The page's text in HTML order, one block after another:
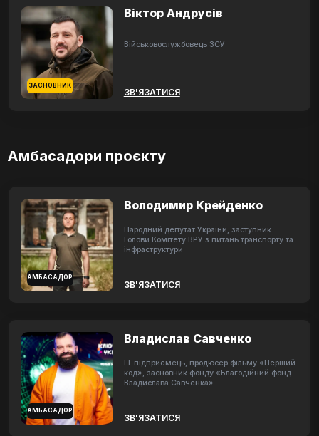
ЗАСНОВНИК
Віктор Андрусів
Військовослужбовець ЗСУ
ЗВ'ЯЗАТИСЯ
Амбасадори проєкту
АМБАСАДОР
Володимир Крейденко
Народний депутат України, заступник
Голови Комітету ВРУ з питань транспорту та
інфраструктури
ЗВ'ЯЗАТИСЯ
АМБАСАДОР
Владислав Савченко
ІТ підприємець, продюсер фільму «Перший
код», засновник фонду «Благодійний фонд
Владислава Савченка»
ЗВ'ЯЗАТИСЯ